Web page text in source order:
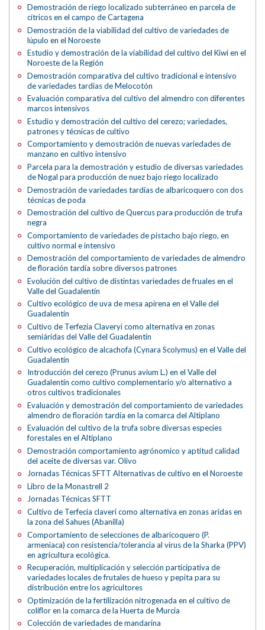
Demostración de riego localizado subterráneo en parcela de
cítricos en el campo de Cartagena
Demostración de la viabilidad del cultivo de variedades de
lúpulo en el Noroeste
Estudio y demostración de la viabilidad del cultivo del Kiwi en el
Noroeste de la Región
Demostración comparativa del cultivo tradicional e intensivo
de variedades tardías de Melocotón
Evaluación comparativa del cultivo del almendro con diferentes
marcos intensivos
Estudio y demostración del cultivo del cerezo; variedades,
patrones y técnicas de cultivo
Comportamiento y demostración de nuevas variedades de
manzano en cultivo intensivo
Parcela para la demostración y estudio de diversas variedades
de Nogal para producción de nuez bajo riego localizado
Demostración de variedades tardías de albaricoquero con dos
técnicas de poda
Demostración del cultivo de Quercus para producción de trufa
negra
Comportamiento de variedades de pistacho bajo riego, en
cultivo normal e intensivo
Demostración del comportamiento de variedades de almendro
de floración tardía sobre diversos patrones
Evolución del cultivo de distintas variedades de fruales en el
Valle del Guadalentín
Cultivo ecológico de uva de mesa apirena en el Valle del
Guadalentín
Cultivo de Terfezia Claveryi como alternativa en zonas
semiáridas del Valle del Guadalentín
Cultivo ecológico de alcachofa (Cynara Scolymus) en el Valle del
Guadalentín
Introducción del cerezo (Prunus avium L.) en el Valle del
Guadalentín como cultivo complementario y/o alternativo a
otros cultivos tradicionales
Evaluación y demostración del comportamiento de variedades
almendro de floración tardía en la comarca del Altiplano
Evaluación del cultivo de la trufa sobre diversas especies
forestales en el Altiplano
Demostración comportamiento agrónomico y aptitud calidad
del aceite de diversas var. Olivo
Jornadas Técnicas SFTT Alternativas de cultivo en el Noroeste
Libro de la Monastrell 2
Jornadas Técnicas SFTT
Cultivo de Terfecia claveri como alternativa en zonas aridas en
la zona del Sahues (Abanilla)
Comportamiento de selecciones de albaricoquero (P.
armeniaca) con resistencia/tolerancia al virus de la Sharka (PPV)
en agricultura ecológica.
Recuperación, multiplicación y selección participativa de
variedades locales de frutales de hueso y pepita para su
distribución entre los agricultores
Optimización de la fertilización nitrogenada en el cultivo de
coliflor en la comarca de la Huerta de Murcia
Colección de variedades de mandarina